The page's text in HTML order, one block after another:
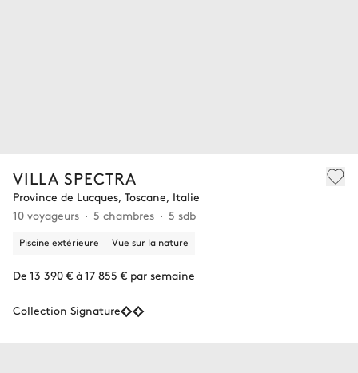
VILLA SPECTRA
Province de Lucques, Toscane, Italie
10 voyageurs
5 chambres 5 sdb
Piscine extérieure Vue sur la nature
De 13 390 € à 17 855 € par semaine
Collection Signature